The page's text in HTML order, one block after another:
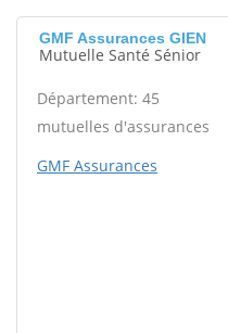
GMF Assurances GIEN
Mutuelle Santé Sénior
Département: 45
mutuelles d'assurances
GMF Assurances